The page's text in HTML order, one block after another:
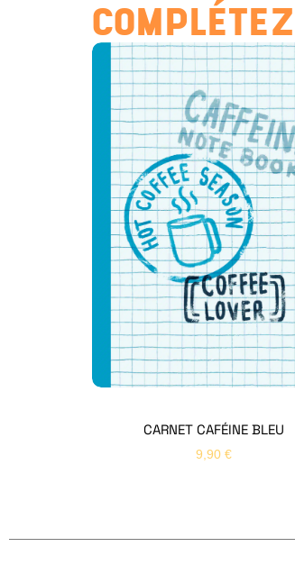
CARNET CAFÉINE BLEU
9,90 €